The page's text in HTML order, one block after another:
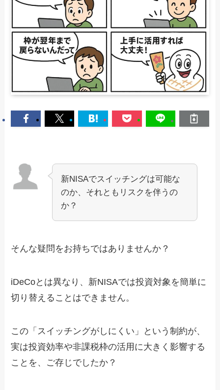
新NISAでスイッチングは可能な
のか、それともリスクを伴うの
か？
そんな疑問をお持ちではありませんか？
iDeCoとは異なり、新NISAでは投資対象を簡単に
切り替えることはできません。
この「スイッチングがしにくい」という制約が、
実は投資効率や非課税枠の活用に大きく影響する
ことを、ご存じでしたか？